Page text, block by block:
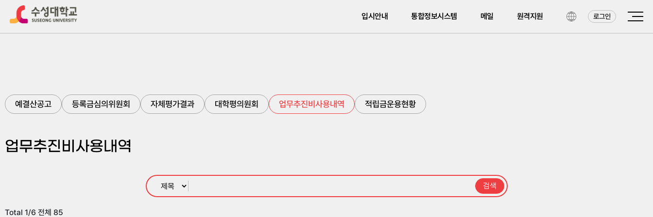
입시안내 통합정보시스템 메일 원격지원 로그인
예결산공고 등록금심의위원회 자체평가결과 대학평의원회 업무추진비사용내역 적립금운용현황
업무추진비사용내역
검색
Total 1/6 전체 85